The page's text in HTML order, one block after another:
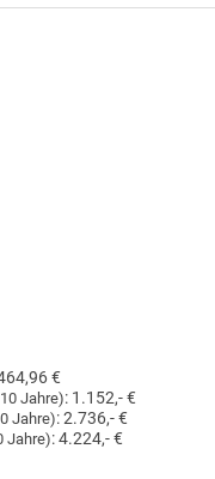
€
Jahre): 1.152,- €
Jahre):2.736,- €
Jahre):4.224,- €